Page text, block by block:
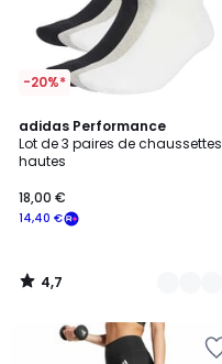
-20%*
adidas Performance
Lot de 3 paires de chaussettes
hautes
€
souscrivez
notre
programme
payer
14,40 €
18,00 €
4,7
/ 5
4
Couleurs
4,7
/